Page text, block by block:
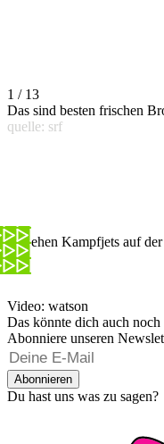
1 / 13
Das sind besten frischen
quelle: srf
So sehen Kampfjets auf
Video: watson
Das könnte dich auch noch
Abonniere unseren
Abonnieren
Du hast uns was zu sagen?